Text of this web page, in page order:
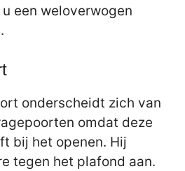
een weloverwogen
onderscheidt zich van
omdat deze
bij het openen. Hij
tegen het plafond aan.